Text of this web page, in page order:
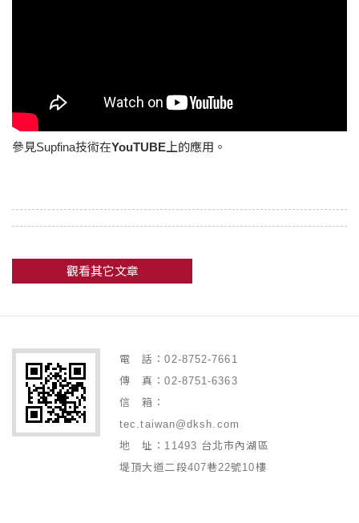
參見Supfina技術在YouTUBE 上的應用。
觀看其它文章
電 話：02-8752-7661
傳 真：02-8751-6363
信 箱：
tec.taiwan@dksh.com
地 址：11493 台北市內湖區
堤頂大道二段407巷22號10樓